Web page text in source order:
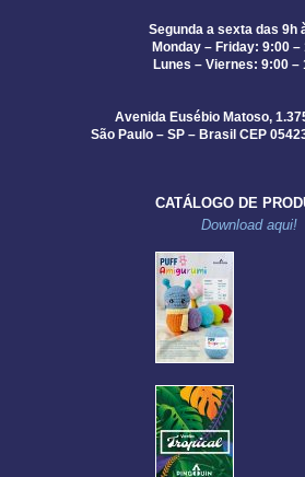
Segunda a sexta das 9h
Monday – Friday: 9:00 –
Lunes – Viernes: 9:00 –
Avenida Eusébio Matoso,
São Paulo – SP – Brasil CEP
CATÁLOGO DE
Download aqui!